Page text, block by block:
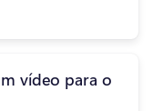
vídeo para o